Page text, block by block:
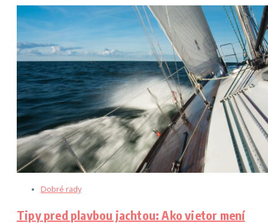
Dobré rady
Tipy pred plavbou jachtou: Ako vietor mení